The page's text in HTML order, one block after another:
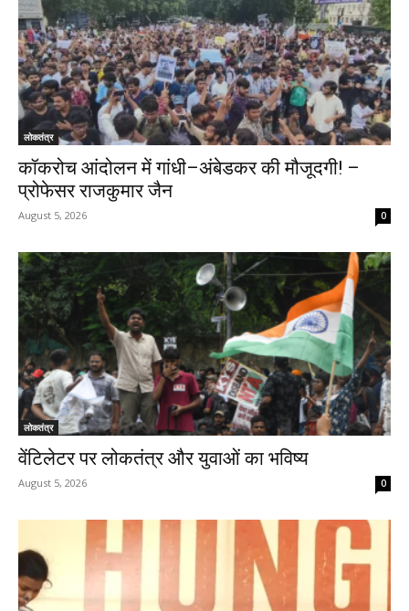
लोकतंत्र
कॉकरोच आंदोलन में गांधी–अंबेडकर की मौजूदगी! –
प्रोफेसर राजकुमार जैन
August 5, 2026 0
लोकतंत्र
वेंटिलेटर पर लोकतंत्र और युवाओं का भविष्य
August 5, 2026 0